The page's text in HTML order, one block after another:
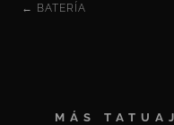
← BATERÍA
MÁS